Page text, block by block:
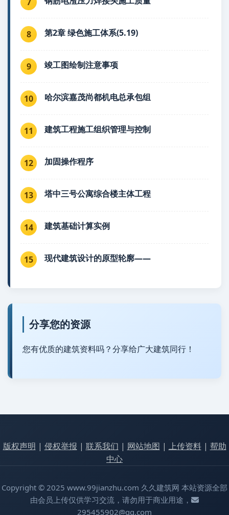
8 第2章 绿色施工体系(5.19)
9 竣工图绘制注意事项
10 哈尔滨嘉茂尚都机电总承包组
11 建筑工程施工组织管理与控制
12 加固操作程序
13 塔中三号公寓综合楼主体工程
14 建筑基础计算实例
15 现代建筑设计的原型轮廓——
分享您的资源
您有优质的建筑资料吗？分享给广大建筑同行！
版权声明 | 侵权举报 | 联系我们 | 网站地图 | 上传资料| 帮助
中心
Copyright © 2025 www.99jianzhu.com 久久建筑网 本站资源全部
由会员上传仅供学习交流，请勿用于商业用途，
295455902@qq.com